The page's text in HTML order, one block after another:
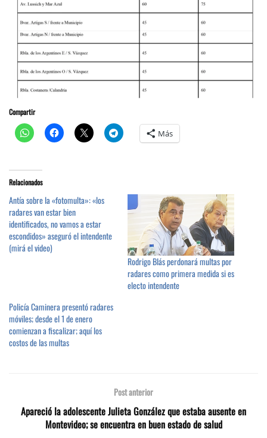
Compartir
Más
Relacionados
Antía sobre la «fotomulta»: «los
radares van estar bien
identificados, no vamos a estar
escondidos» aseguró el intendente
(mirá el video)
Rodrigo Blás perdonará multas por
radares como primera medida si es
electo intendente
Policía Caminera presentó radares
móviles; desde el 1 de enero
comienzan a fiscalizar; aquí los
costos de las multas
Post anterior
Apareció la adolescente Julieta González que estaba ausente en
Montevideo; se encuentra en buen estado de salud